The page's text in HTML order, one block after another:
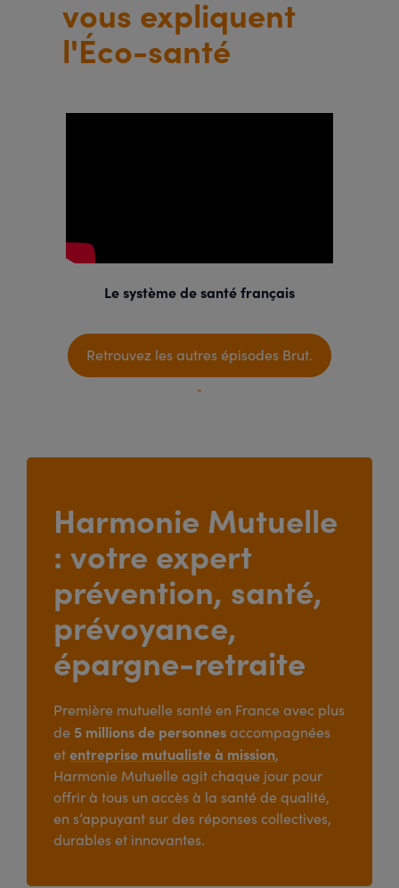
vous expliquent
l'Éco-santé
Le système de santé français
Retrouvez les autres épisodes Brut.
Harmonie Mutuelle
: votre expert
prévention, santé,
prévoyance,
épargne-retraite
Première mutuelle santé en France avec plus
de 5 millions de personnesaccompagnées
etentreprise mutualiste à mission,
Harmonie Mutuelle agit chaque jour pour
offrir à tous un accès à la santé de qualité,
en s’appuyant sur des réponses collectives,
durables et innovantes.